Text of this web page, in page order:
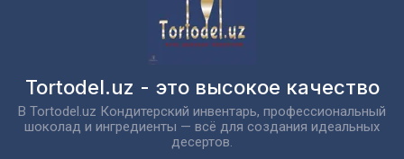
Tortodel.uz - это высокое качество
В Tortodel.uz Кондитерский инвентарь, профессиональный
шоколад и ингредиенты — всё для создания идеальных
десертов.